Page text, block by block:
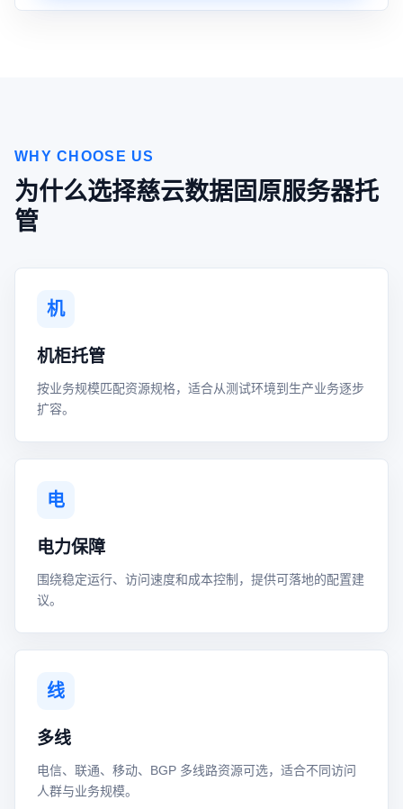
WHY CHOOSE US
为什么选择慈云数据固原服务器托
管
机
机柜托管
按业务规模匹配资源规格，适合从测试环境到生产业务逐步
扩容。
电
电力保障
围绕稳定运行、访问速度和成本控制，提供可落地的配置建
议。
线
多线
电信、联通、移动、BGP 多线路资源可选，适合不同访问
人群与业务规模。